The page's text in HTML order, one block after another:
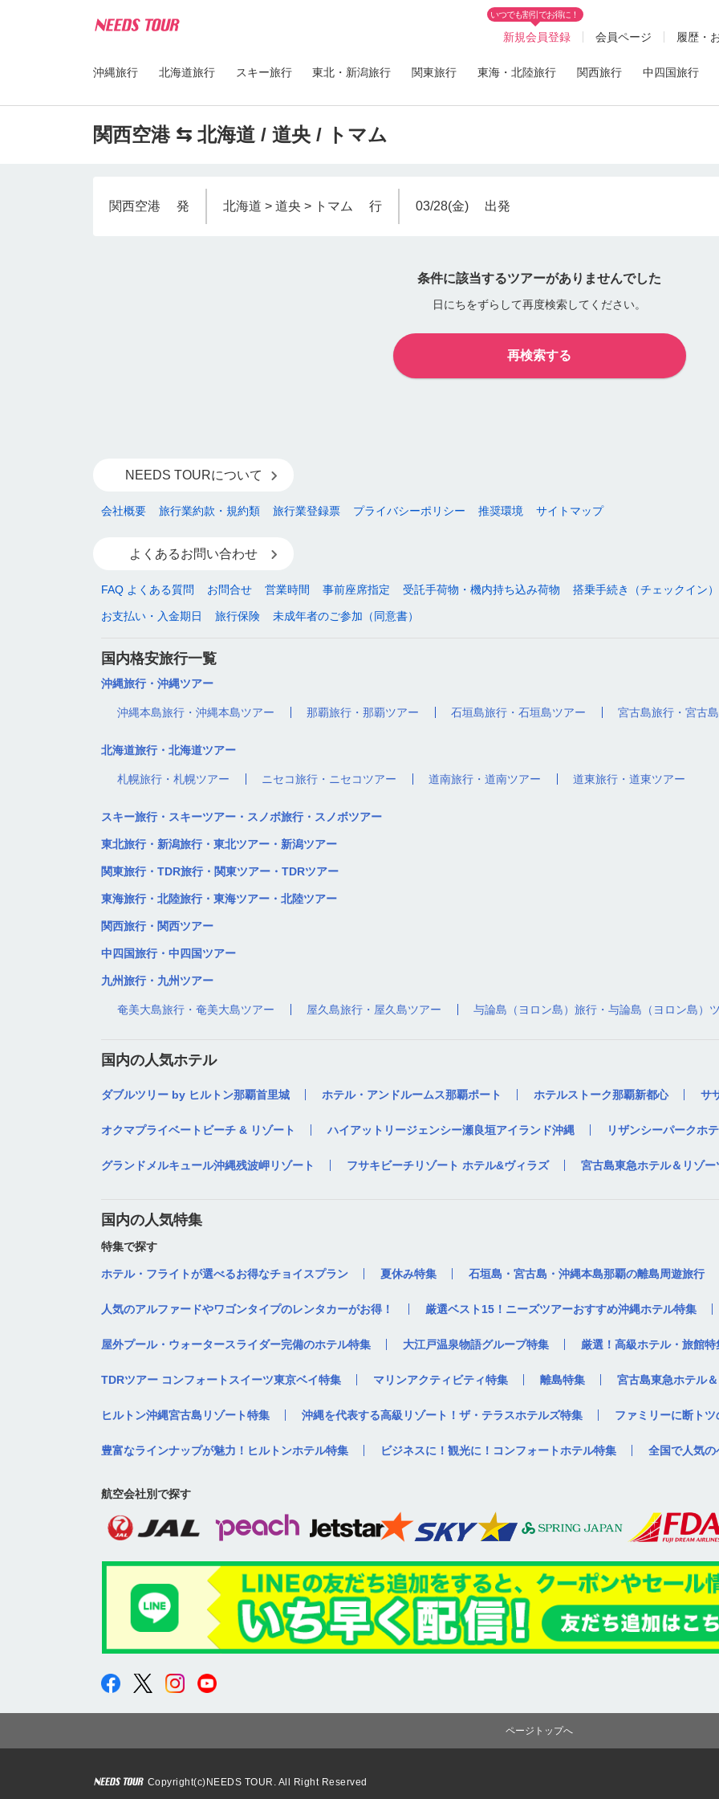
いつでも割引でお得に！
新規会員登録 会員ページ 履歴・
沖縄旅行 北海道旅行 スキー旅行 東北・新潟旅行 関東旅行 東海・北陸旅行 関西旅行 中四国旅行
関西空港 ⇆ 北海道 / 道央 / トマム
関西空港 発 北海道 > 道央 > トマム 行 03/28(金) 出発
条件に該当するツアーがありませんでした
日にちをずらして再度検索してください。
再検索する
NEEDS TOURについて
会社概要 旅行業約款・規約類 旅行業登録票 プライバシーポリシー 推奨環境 サイトマップ
よくあるお問い合わせ
FAQ よくある質問 お問合せ 営業時間 事前座席指定 受託手荷物・機内持ち込み荷物 搭乗手続き（チェックイン）
お支払い・入金期日 旅行保険 未成年者のご参加（同意書）
国内格安旅行一覧
沖縄旅行・沖縄ツアー
沖縄本島旅行・沖縄本島ツアー 那覇旅行・那覇ツアー 石垣島旅行・石垣島ツアー 宮古島旅行・宮古
北海道旅行・北海道ツアー
札幌旅行・札幌ツアー ニセコ旅行・ニセコツアー 道南旅行・道南ツアー 道東旅行・道東ツアー
スキー旅行・スキーツアー・スノボ旅行・スノボツアー
東北旅行・新潟旅行・東北ツアー・新潟ツアー
関東旅行・TDR旅行・関東ツアー・TDRツアー
東海旅行・北陸旅行・東海ツアー・北陸ツアー
関西旅行・関西ツアー
中四国旅行・中四国ツアー
九州旅行・九州ツアー
奄美大島旅行・奄美大島ツアー 屋久島旅行・屋久島ツアー 与論島（ヨロン島）旅行・与論島（ヨロン島）
国内の人気ホテル
ダブルツリー by ヒルトン那覇首里城 ホテル・アンドルームス那覇ポート ホテルストーク那覇新都心 サ
オクマプライベートビーチ & リゾート ハイアットリージェンシー瀬良垣アイランド沖縄 リザンシーパークホ
グランドメルキュール沖縄残波岬リゾート フサキビーチリゾート ホテル&ヴィラズ 宮古島東急ホテル＆リゾー
国内の人気特集
特集で探す
ホテル・フライトが選べるお得なチョイスプラン 夏休み特集 石垣島・宮古島・沖縄本島那覇の離島周遊旅行
人気のアルファードやワゴンタイプのレンタカーがお得！ 厳選ベスト15！ニーズツアーおすすめ沖縄ホテル特集
屋外プール・ウォータースライダー完備のホテル特集 大江戸温泉物語グループ特集 厳選！高級ホテル・旅館特
TDRツアー コンフォートスイーツ東京ベイ特集 マリンアクティビティ特集 離島特集 宮古島東急ホテル
ヒルトン沖縄宮古島リゾート特集 沖縄を代表する高級リゾート！ザ・テラスホテルズ特集 ファミリーに断ト
豊富なラインナップが魅力！ヒルトンホテル特集 ビジネスに！観光に！コンフォートホテル特集 全国で人気
航空会社別で探す
ページトップへ
Copyright(c)NEEDS TOUR. All Right Reserved